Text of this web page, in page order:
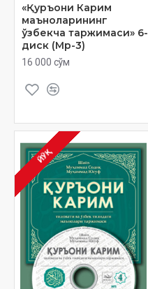
«Қуръони Карим
маъноларининг
ўзбекча таржимаси» 6-
диск (Мp-3)
16 000 сўм
ЙЎҚ